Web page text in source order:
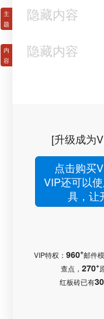
隐藏内容
隐藏内容
[升级成为
点击购买
VIP还可以
具，让
VIP特权： 960+邮件
查点， 270+
红板砖已有